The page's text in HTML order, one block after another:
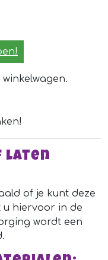
laten
of je kunt deze
u hiervoor in de
wordt een